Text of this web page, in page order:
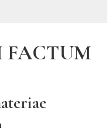
FACTUM